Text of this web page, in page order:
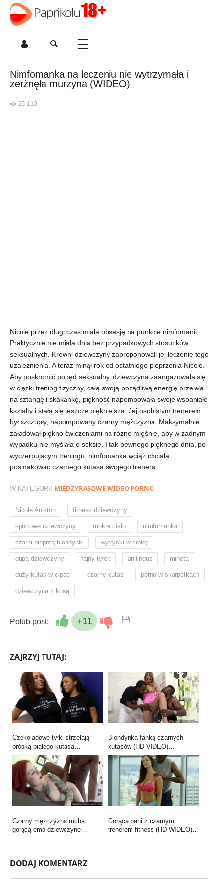
Nimfomanka na leczeniu nie wytrzymała i
zerżnęła murzyna (WIDEO)
25 113
Nicole przez długi czas miała obsesję na punkcie nimfomanii.
Praktycznie nie miała dnia bez przypadkowych stosunków
seksualnych. Krewni dziewczyny zaproponowali jej leczenie tego
uzależnienia. A teraz minął rok od ostatniego pieprzenia Nicole.
Aby poskromić popęd seksualny, dziewczyna zaangażowała się
w ciężki trening fizyczny, całą swoją pożądliwą energię przelała
na sztangę i skakankę, piękność napompowała swoje wspaniałe
kształty i stała się jeszcze piękniejsza. Jej osobistym trenerem
był szczupły, napompowany czarny mężczyzna. Maksymalnie
załadował piękno ćwiczeniami na różne mięśnie, aby w żadnym
wypadku nie myślała o seksie. I tak pewnego pięknego dnia, po
wyczerpującym treningu, nimfomanka wciąż chciała
posmakować czarnego kutasa swojego trenera...
W KATEGORII MIĘDZYRASOWE WIDEO PORNO
Nicole Aniston fitness dziewczyny
sportowe dziewczyny mokre ciało nimfomanka
czarni pieprzą blondynki wytryski w cipkę
dupa dziewczyny fajny tyłek anilingus mineta
duży kutas w cipce czarny kutas porno w skarpetkach
dziewczyna z kosą
Polub post: +11
ZAJRZYJ TUTAJ:
Czekoladowe tyłki strzelają
próbką białego kutasa…
Blondynka fanką czarnych
kutasów (HD VIDEO)…
Czarny mężczyzna rucha
gorącą emo dziewczynę…
Gorąca pani z czarnym
trenerem fitness (HD WIDEO)…
DODAJ KOMENTARZ